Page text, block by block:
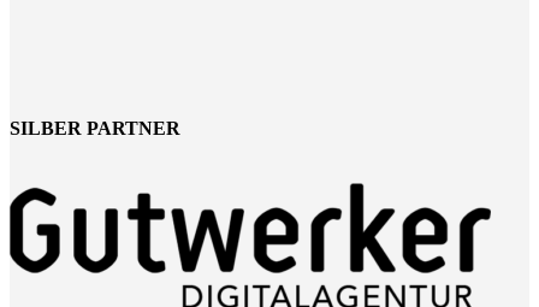
SILBER PARTNER